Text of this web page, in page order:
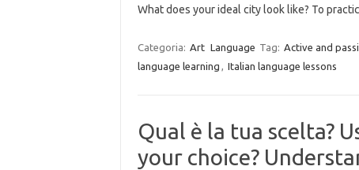
What does your ideal city look like? To
Categoria: Art Language Tag: Active and
language learning , Italian language lessons
Qual è la tua scelta?
your choice?